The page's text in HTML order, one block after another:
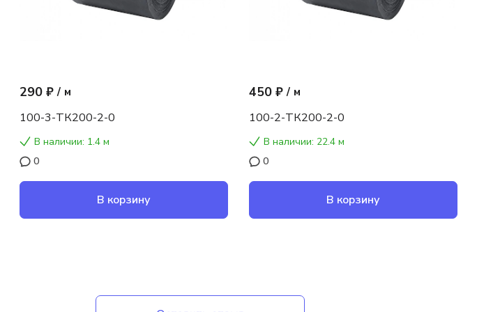
290 ₽ / м
100-3-ТК200-2-0
В наличии: 1.4 м
0
В корзину
450 ₽ / м
100-2-ТК200-2-0
В наличии: 22.4 м
0
В корзину